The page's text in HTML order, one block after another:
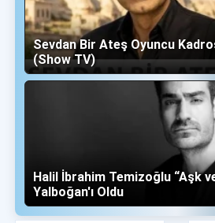
Sevdan Bir Ateş Oyuncu
(Show TV)
Halil İbrahim Temizoğlu “Aşk
Yalboğan'ı Oldu